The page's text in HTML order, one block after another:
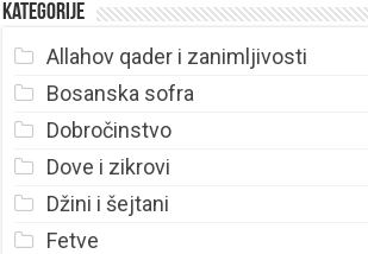
Kategorije
Allahov qader i zanimljivosti
Bosanska sofra
Dobročinstvo
Dove i zikrovi
Džini i šejtani
Fetve